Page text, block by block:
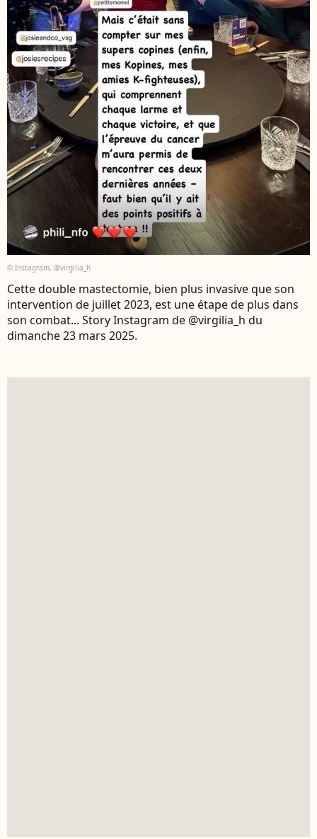
© Instagram, @virgilia_h
Cette double mastectomie, bien plus invasive que son
intervention de juillet 2023, est une étape de plus dans
son combat... Story Instagram de @virgilia_h du
dimanche 23 mars 2025.